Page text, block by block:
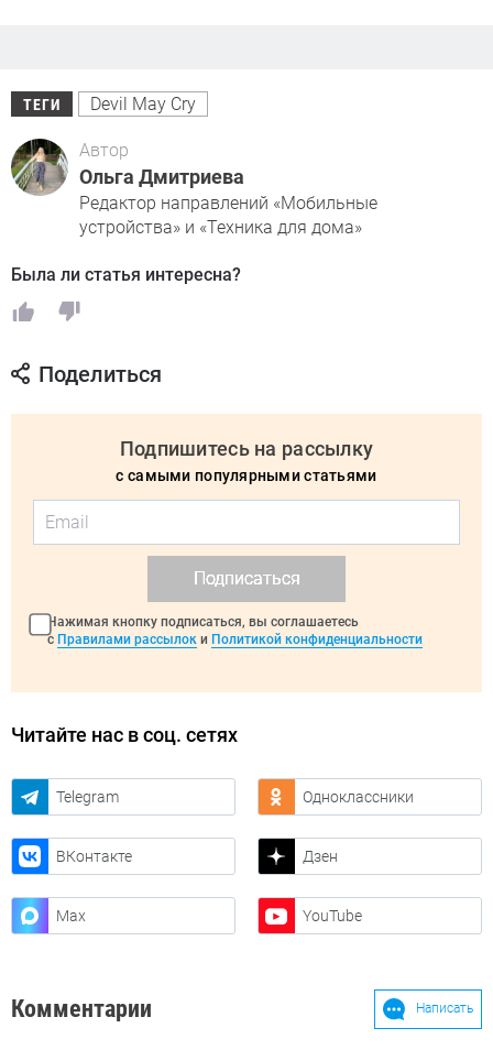
ТЕГИ Devil May Cry
Автор
Ольга Дмитриева
Редактор направлений «Мобильные
устройства» и «Техника для дома»
Была ли статья интересна?
Поделиться
Подпишитесь на рассылку
с самыми популярными статьями
Подписаться
Нажимая кнопку подписаться, вы соглашаетесь
с Правилами рассылок и Политикой конфиденциальности
Читайте нас в соц. сетях
Telegram Одноклассники
ВКонтакте Дзен
Max YouTube
Комментарии Написать